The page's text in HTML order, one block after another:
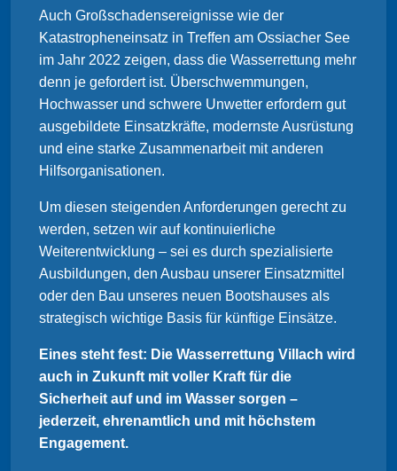
Auch Großschadensereignisse wie der
Katastropheneinsatz in Treffen am Ossiacher See
im Jahr 2022 zeigen, dass die Wasserrettung mehr
denn je gefordert ist. Überschwemmungen,
Hochwasser und schwere Unwetter erfordern gut
ausgebildete Einsatzkräfte, modernste Ausrüstung
und eine starke Zusammenarbeit mit anderen
Hilfsorganisationen.
Um diesen steigenden Anforderungen gerecht zu
werden, setzen wir auf kontinuierliche
Weiterentwicklung – sei es durch spezialisierte
Ausbildungen, den Ausbau unserer Einsatzmittel
oder den Bau unseres neuen Bootshauses als
strategisch wichtige Basis für künftige Einsätze.
Eines steht fest: Die Wasserrettung Villach wird
auch in Zukunft mit voller Kraft für die
Sicherheit auf und im Wasser sorgen –
jederzeit, ehrenamtlich und mit höchstem
Engagement.